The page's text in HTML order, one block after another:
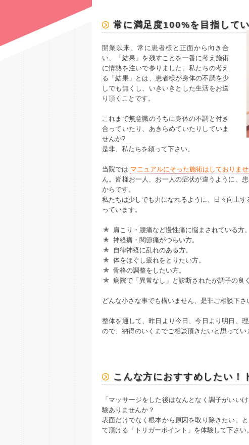
常に満足度100%を目指してい
開業以来、常に患者様と正面から向き合
い、「結果」を残すことを一番に考え施術
に情熱を注いで参りました。私たちの考え
る「結果」とは、患者様が身体の不調を少
しでも無くし、いきいきとした生活をお送
り頂くことです。
これまで無意識のうちに身体の不調と付き
合っていたり、あきらめていたりしていま
せんか?
是非、私たちを頼って下さい。
当院では マニュアルにそった施術はしておりませ
ん。皆様お一人、お一人の症状が違うように、
からです。
私たちは少しでも力になれるように、日々向上す
っています。
肩こり・腰痛など慢性痛に悩まされている方。
神経痛・関節痛がつらい方。
自律神経に乱れのある方。
体をほぐし疲れをとりたい方。
骨格の調整をしたい方。
病院で「異常なし」と診断されたが調子の良
どんな小さな事でも構いません、是非ご相談下さ
整体を通して、昨日より今日、今日より明日、
ので、納得のいくまでご相談頂きたいと思ってい
こんな方におすすめしたい！
「マッサージをした後はなんとなく調子がいい
験ありませんか？
表面だけでなく根本から原因を取り除きたい。
て頂ける「トリガーポイント」を体験して下さい。